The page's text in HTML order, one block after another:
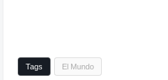
Tags El Mundo